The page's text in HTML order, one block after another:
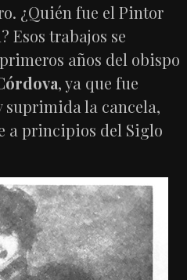
¿Quién fue el Pintor
Esos trabajos se
años del obispo
, ya que fue
suprimida la cancela,
a principios del Siglo